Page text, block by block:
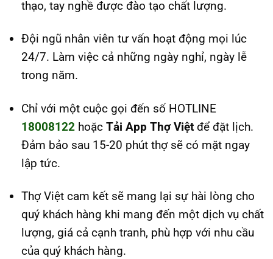
thạo, tay nghề được đào tạo chất lượng.
Đội ngũ nhân viên tư vấn hoạt động mọi lúc
24/7. Làm việc cả những ngày nghỉ, ngày lễ
trong năm.
Chỉ với một cuộc gọi đến số HOTLINE
18008122 hoặc Tải App Thợ Việtđể đặt lịch.
Đảm bảo sau 15-20 phút thợ sẽ có mặt ngay
lập tức.
Thợ Việt cam kết sẽ mang lại sự hài lòng cho
quý khách hàng khi mang đến một dịch vụ chất
lượng, giá cả cạnh tranh, phù hợp với nhu cầu
của quý khách hàng.